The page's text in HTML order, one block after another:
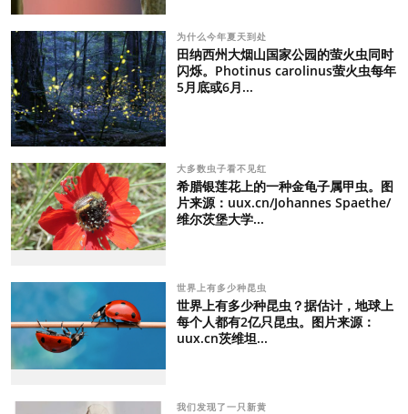
为什么今年夏天到处
田纳西州大烟山国家公园的萤火虫同时
闪烁。Photinus carolinus萤火虫每年
5月底或6月...
大多数虫子看不见红
希腊银莲花上的一种金龟子属甲虫。图
片来源：uux.cn/Johannes Spaethe/
维尔茨堡大学...
世界上有多少种昆虫
世界上有多少种昆虫？据估计，地球上
每个人都有2亿只昆虫。图片来源：
uux.cn茨维坦...
我们发现了一只新黄